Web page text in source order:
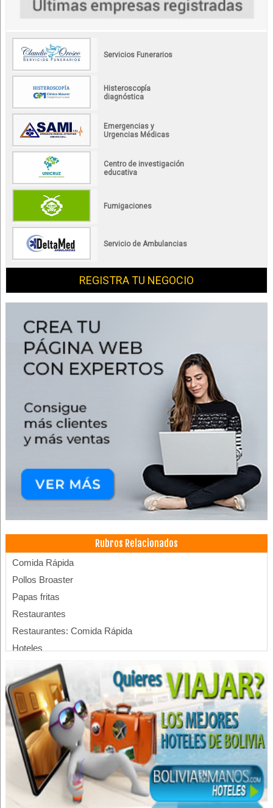
Servicios Funerarios
Histeroscopía
diagnóstica
Emergencias y
Urgencias Médicas
Centro de investigación
educativa
Fumigaciones
Servicio de Ambulancias
REGISTRA TU NEGOCIO
Rubros Relacionados
Comida Rápida
Pollos Broaster
Papas fritas
Restaurantes
Restaurantes: Comida Rápida
Hoteles
Automotores, Repuestos para
Balatas
Repuestos para Automóviles
Autopartes
Mariachis
Hospitales privados
Salud: Hospitales